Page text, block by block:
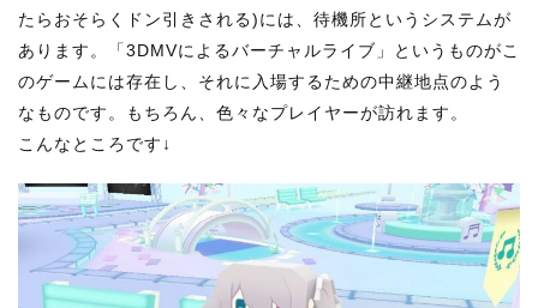
たらおそらくドン引きされる)には、待機所というシステムが
あります。「3DMVによるバーチャルライブ」というものがこ
のゲームには存在し、それに入場するための中継地点のよう
なものです。もちろん、色々なプレイヤーが訪れます。
こんなところです↓